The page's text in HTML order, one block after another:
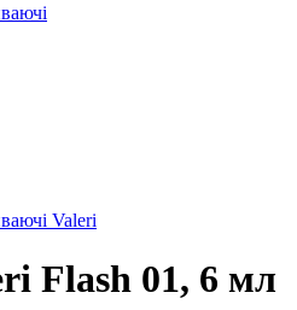
Valeri
Flash 01, 6 мл